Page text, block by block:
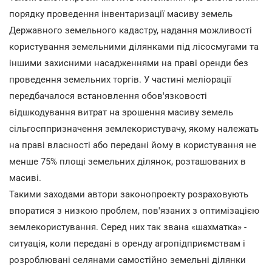
порядку проведення інвентаризації масиву земель
Державного земельного кадастру, надання можливості
користування земельними ділянками під лісосмугами та
іншими захисними насадженнями на праві оренди без
проведення земельних торгів. У частині меліорації
передбачалося встановлення обов'язковості
відшкодування витрат на зрошення масиву земель
сільгосппризначення землекористувачу, якому належать
на праві власності або передані йому в користування не
менше 75% площі земельних ділянок, розташованих в
масиві.
Такими заходами автори законопроекту розраховують
впоратися з низкою проблем, пов'язаних з оптимізацією
землекористування. Серед них так звана «шахматка» -
ситуація, коли передані в оренду агропідприємствам і
розроблювані селянами самостійно земельні ділянки